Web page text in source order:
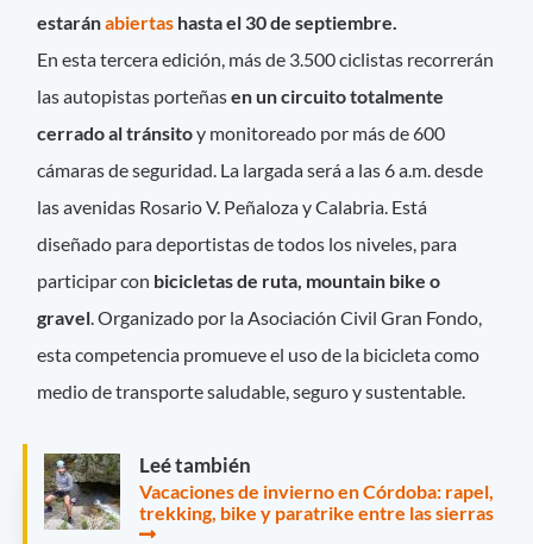
estaránabiertas hasta el 30 de septiembre.
En esta tercera edición, más de 3.500 ciclistas recorrerán
las autopistas porteñasen un circuito totalmente
cerrado al tránsitoy monitoreado por más de 600
cámaras de seguridad. La largada será a las 6 a.m. desde
las avenidas Rosario V. Peñaloza y Calabria. Está
diseñado para deportistas de todos los niveles, para
participar con bicicletas de ruta, mountain bike o
gravel . Organizado por la Asociación Civil Gran Fondo,
esta competencia promueve el uso de la bicicleta como
medio de transporte saludable, seguro y sustentable.
Leé también
Vacaciones de invierno en Córdoba: rapel,
trekking, bike y paratrike entre las sierras